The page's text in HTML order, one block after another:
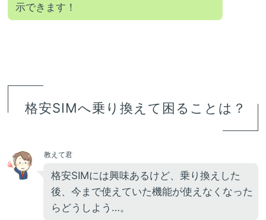
示できます！
格安SIMへ乗り換えて困ることは？
教えて君
格安SIMには興味あるけど、乗り換えした
後、今まで使えていた機能が使えなくなった
らどうしよう…。